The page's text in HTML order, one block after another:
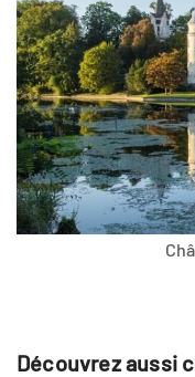
Découvrez aussi